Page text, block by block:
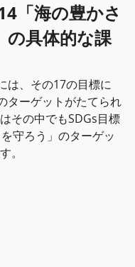
「海の豊かさ
の具体的な課
は、その17の目標に
ターゲットがたてられ
その中でもSDGs目標
守ろう」のターゲッ
。